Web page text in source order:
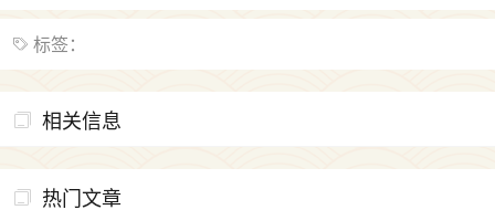
标签：
相关信息
热门文章